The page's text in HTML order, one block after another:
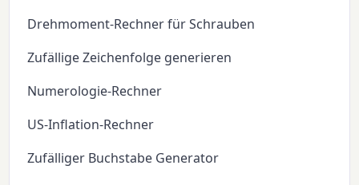
Drehmoment-Rechner für Schrauben
Zufällige Zeichenfolge generieren
Numerologie-Rechner
US-Inflation-Rechner
Zufälliger Buchstabe Generator